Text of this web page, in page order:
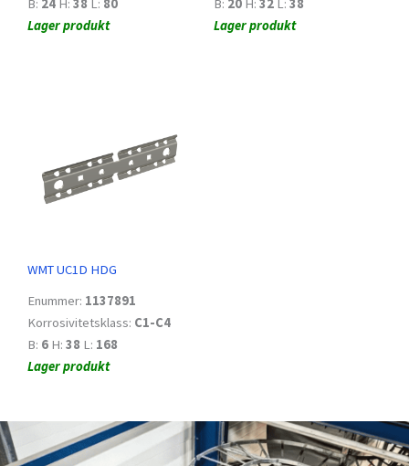
B: 24 H: 38 L: 80
Lager produkt
B: 20 H: 32 L: 38
Lager produkt
WMT UC1D HDG
Enummer: 1137891
Korrosivitetsklass: C1-C4
B: 6 H: 38 L: 168
Lager produkt